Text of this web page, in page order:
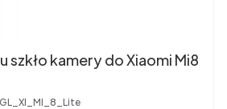
szkło kamery do Xiaomi Mi8